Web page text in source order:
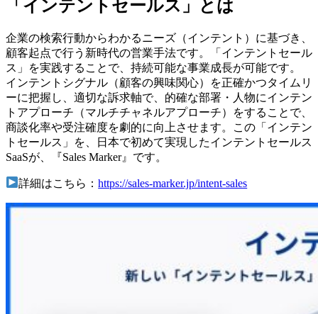
「インテントセールス」とは
企業の検索行動からわかるニーズ（インテント）に基づき、
顧客起点で行う新時代の営業手法です。「インテントセール
ス」を実践することで、持続可能な事業成長が可能です。
インテントシグナル（顧客の興味関心）を正確かつタイムリ
ーに把握し、適切な訴求軸で、的確な部署・人物にインテン
トアプローチ（マルチチャネルアプローチ）をすることで、
商談化率や受注確度を劇的に向上させます。この「インテン
トセールス」を、日本で初めて実現したインテントセールス
SaaSが、『Sales Marker』です。
詳細はこちら：https://sales-marker.jp/intent-sales